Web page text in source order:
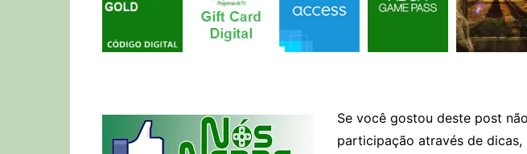
Se você gostou deste post
participação através de